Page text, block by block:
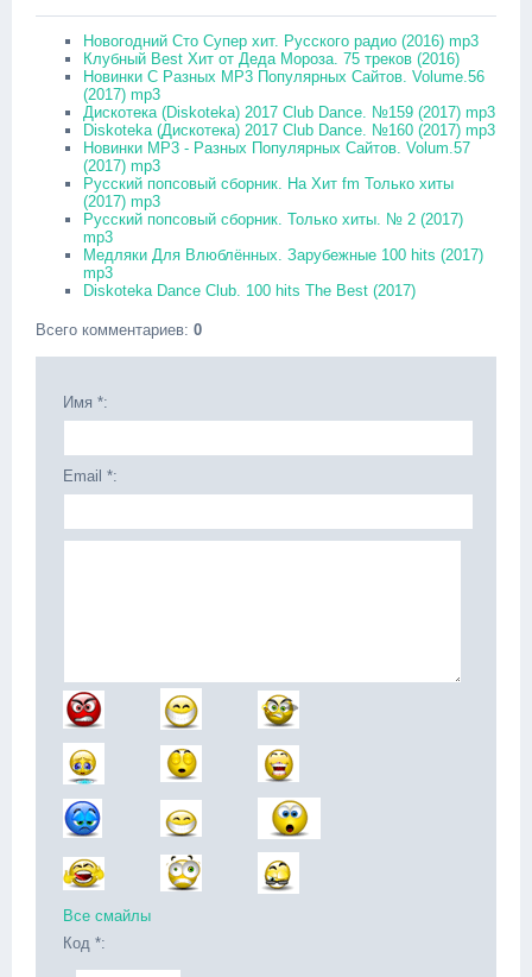
Новогодний Сто Супер хит. Русского радио (2016) mp3
Клубный Best Хит от Деда Мороза. 75 треков (2016)
Новинки С Разных MP3 Популярных Сайтов. Volume.56
(2017) mp3
Дискотека (Diskoteka) 2017 Club Dance. №159 (2017) mp3
Diskoteka (Дискотека) 2017 Club Dance. №160 (2017) mp3
Новинки MP3 - Разных Популярных Сайтов. Volum.57
(2017) mp3
Русский попсовый сборник. На Хит fm Только хиты
(2017) mp3
Русский попсовый сборник. Только хиты. № 2 (2017)
mp3
Медляки Для Влюблённых. Зарубежные 100 hits (2017)
mp3
Diskoteka Dance Club. 100 hits The Best (2017)
Всего комментариев: 0
Имя *:
Email *:
Все смайлы
Код *: